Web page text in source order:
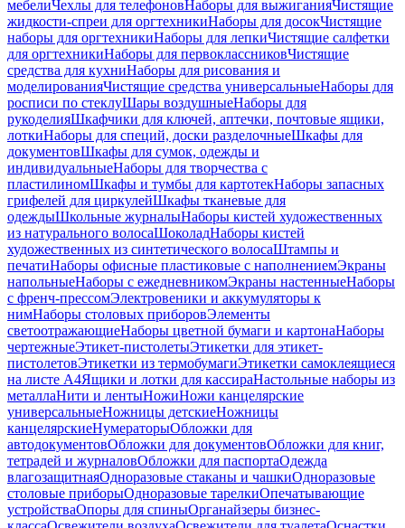
мебелиЧехлы для телефоновНаборы для выжиганияЧистящие
жидкости-спреи для оргтехникиНаборы для досокЧистящие
наборы для оргтехникиНаборы для лепкиЧистящие салфетки
для оргтехникиНаборы для первоклассниковЧистящие
средства для кухниНаборы для рисования и
моделированияЧистящие средства универсальныеНаборы для
росписи по стеклуШары воздушныеНаборы для
рукоделияШкафчики для ключей, аптечки, почтовые ящики,
лоткиНаборы для специй, доски разделочныеШкафы для
документовШкафы для сумок, одежды и
индивидуальныеНаборы для творчества с
пластилиномШкафы и тумбы для картотекНаборы запасных
грифелей для циркулейШкафы тканевые для
одеждыШкольные журналыНаборы кистей художественных
из натурального волосаШоколадНаборы кистей
художественных из синтетического волосаШтампы и
печатиНаборы офисные пластиковые с наполнениемЭкраны
напольныеНаборы с ежедневникомЭкраны настенныеНаборы
с френч-прессомЭлектровеники и аккумуляторы к
нимНаборы столовых приборовЭлементы
светоотражающиеНаборы цветной бумаги и картонаНаборы
чертежныеЭтикет-пистолетыЭтикетки для этикет-
пистолетовЭтикетки из термобумагиЭтикетки самоклеящиеся
на листе А4Ящики и лотки для кассираНастольные наборы из
металлаНити и лентыНожиНожи канцелярские
универсальныеНожницы детскиеНожницы
канцелярскиеНумераторыОбложки для
автодокументовОбложки для документовОбложки для книг,
тетрадей и журналовОбложки для паспортаОдежда
влагозащитнаяОдноразовые стаканы и чашкиОдноразовые
столовые приборыОдноразовые тарелкиОпечатывающие
устройстваОпоры для спиныОрганайзеры бизнес-